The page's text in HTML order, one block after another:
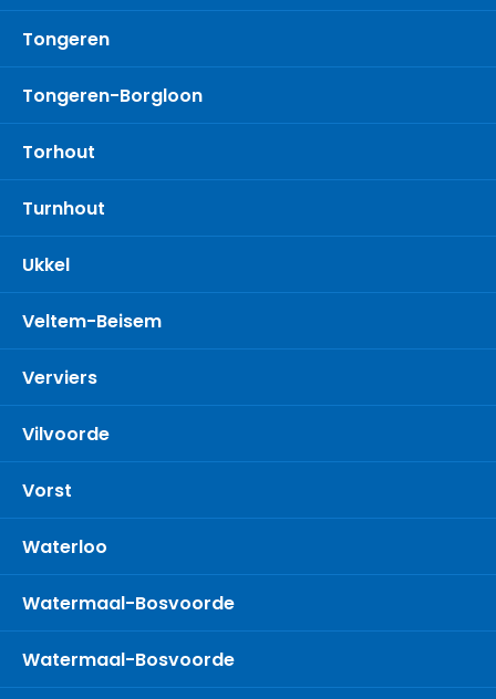
Tongeren
Tongeren-Borgloon
Torhout
Turnhout
Ukkel
Veltem-Beisem
Verviers
Vilvoorde
Vorst
Waterloo
Watermaal-Bosvoorde
Watermaal-Bosvoorde